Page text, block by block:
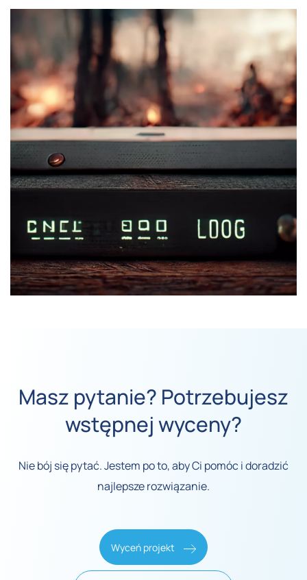
Masz pytanie? Potrzebujesz
wstępnej wyceny?
Nie bój się pytać. Jestem po to, aby Ci pomóc i doradzić
najlepsze rozwiązanie.
Wyceń projekt